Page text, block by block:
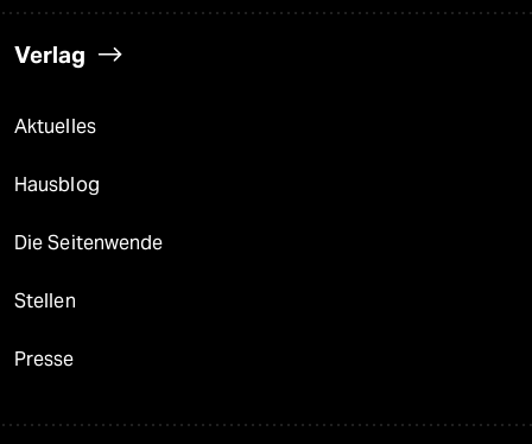
Verlag
Aktuelles
Hausblog
Die Seitenwende
Stellen
Presse